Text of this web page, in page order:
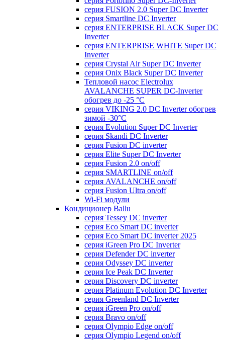
серия FUSION 2.0 Super DC Іnverter
серия Smartline DC Inverter
серия ENTERPRISE BLACK Super DC
Inverter
серия ENTERPRISE WHITE Super DC
Inverter
серия Crystal Air Super DC Inverter
серия Onix Black Super DC Inverter
Тепловой насос Electrolux
AVALANCHE SUPER DC-Inverter
обогрев до -25 °С
серия VIKING 2.0 DC Inverter обогрев
зимой -30°С
серия Evolution Super DC Inverter
серия Skandi DC Inverter
серия Fusion DC inverter
серия Elite Super DC Inverter
серия Fusion 2.0 on/off
серия SMARTLINE on/off
серия AVALANCHE on/off
серия Fusion Ultra on/off
Wi-Fi модули
Кондиционер Ballu
серия Tessey DC inverter
серия Eco Smart DC inverter
серия Eco Smart DC inverter 2025
серия iGreen Pro DC Inverter
серия Defender DC inverter
серия Odyssey DC inverter
серия Ice Peak DС Inverter
cерия Discovery DC inverter
серия Platinum Evolution DC Inverter
серия Greenland DC Inverter
серия iGreen Pro on/off
серия Bravo on/off
серия Olympio Edge on/off
серия Olympio Legend on/off